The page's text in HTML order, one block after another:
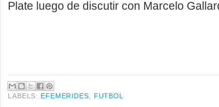
Plate luego de discutir con Marcelo
LABELS: EFEMERIDES FUTBOL